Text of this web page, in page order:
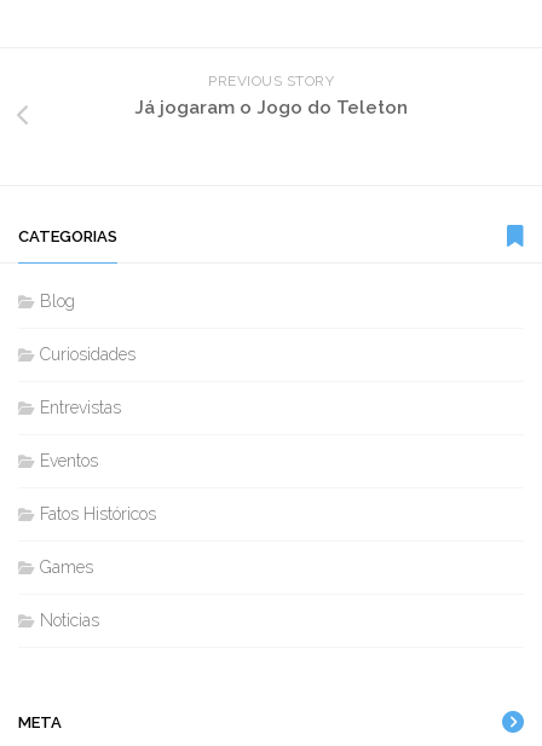
PREVIOUS STORY
Já jogaram o Jogo do Teleton
CATEGORIAS
Blog
Curiosidades
Entrevistas
Eventos
Fatos Históricos
Games
Noticias
META